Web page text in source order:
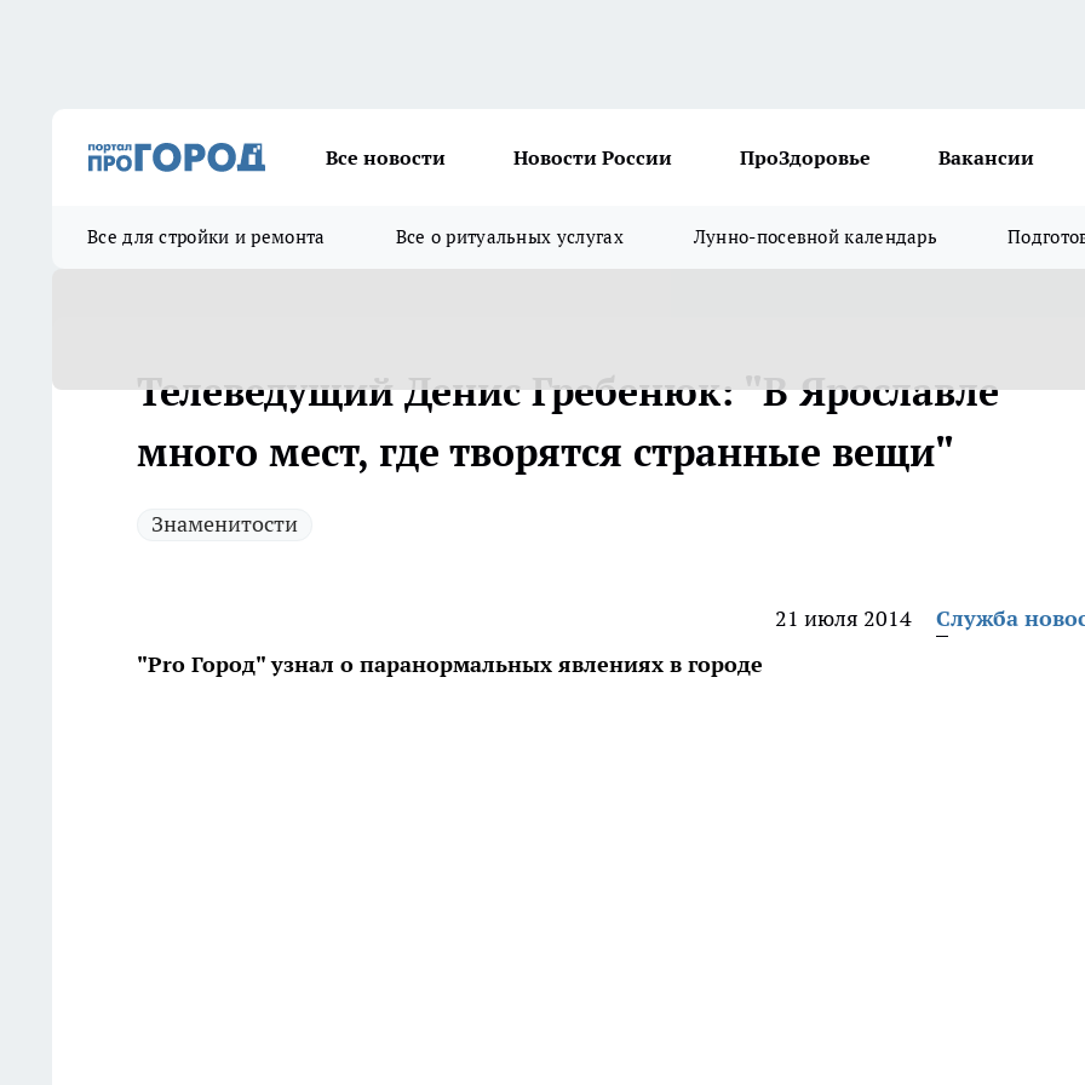
Все новости Новости России ПроЗдоровье Вакансии
Все для стройки и ремонта Все о ритуальных услугах Лунно-посевной календарь
Телеведущий Денис Гребенюк: "В Ярославле
много мест, где творятся странные вещи"
Знаменитости
21 июля 2014
Служба
"Pro Город" узнал о паранормальных явлениях в городе